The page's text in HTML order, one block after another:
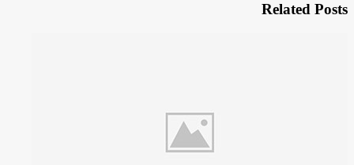
Related Posts